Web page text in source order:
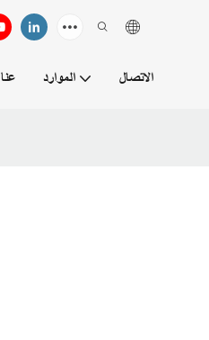
عنا الموارد الاتصال